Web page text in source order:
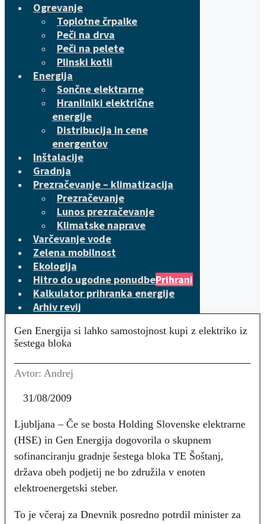
Ogrevanje
Toplotne črpalke
Peči na drva
Peči na pelete
Plinski kotli
Energija
Sončne elektrarne
Hranilniki električne
energije
Distribucija in cene
energentov
Inštalacije
Gradnja
Prezračevanje – klimatizacija
Prezračevanje
Lunos prezračevanje
Klimatske naprave
Varčevanje vode
Zelena mobilnost
Ekologija
Hitro do ugodne ponudbePrihrani
Kalkulator prihranka energije
Arhiv revij
Gen Energija si lahko samostojnost kupi z elektriko iz
šestega bloka
Avtor: Andrej
31/08/2009
Ljubljana – Če se bosta Holding Slovenske elektrarne
(HSE) in Gen Energija dogovorila o skupnem
sofinanciranju gradnje šestega bloka TE Šoštanj,
država obeh podjetij ne bo združila v enoten
elektroenergetski steber.
To je včeraj za Dnevnik posredno potrdil minister za